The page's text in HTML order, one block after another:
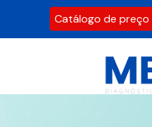
Catálogo de preço